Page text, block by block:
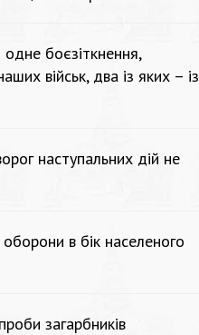
боєзіткнення,
військ, два із яких – із
наступальних дій не
в бік населеного
загарбників